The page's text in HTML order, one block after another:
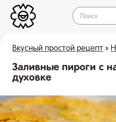
Вкусный простой рецепт »
Заливные пироги с
духовке